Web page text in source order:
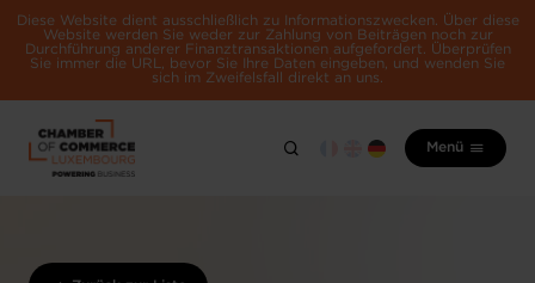
Diese Website dient ausschließlich zu Informationszwecken. Über diese
Website werden Sie weder zur Zahlung von Beiträgen noch zur
Durchführung anderer Finanztransaktionen aufgefordert. Überprüfen
Sie immer die URL, bevor Sie Ihre Daten eingeben, und wenden Sie
sich im Zweifelsfall direkt an uns.
Menü